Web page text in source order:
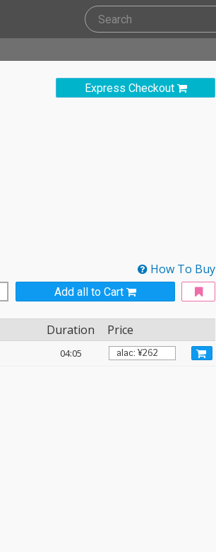
Express Checkout
How To Buy
Add all to Cart
Duration Price
04:05